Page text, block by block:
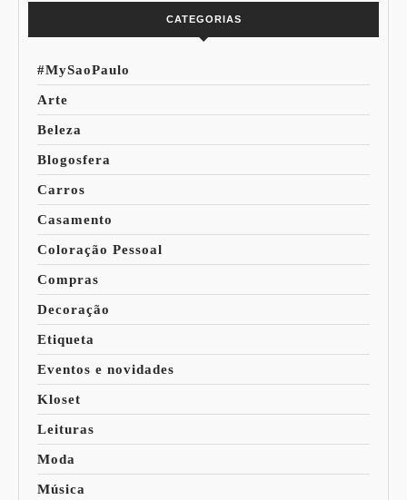
CATEGORIAS
#MySaoPaulo
Arte
Beleza
Blogosfera
Carros
Casamento
Coloração Pessoal
Compras
Decoração
Etiqueta
Eventos e novidades
Kloset
Leituras
Moda
Música